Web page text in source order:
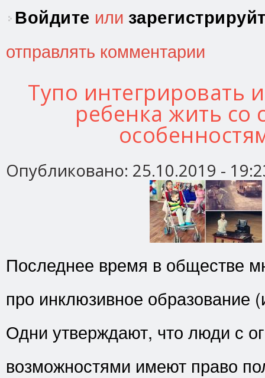
Войдите или
отправлять комментарии
Тупо интегрировать
ребенка жить со
Опубликовано: 25.10.2019 -
Последнее время в обществе
про инклюзивное образование
Одни утверждают, что люди с
возможностями имеют право